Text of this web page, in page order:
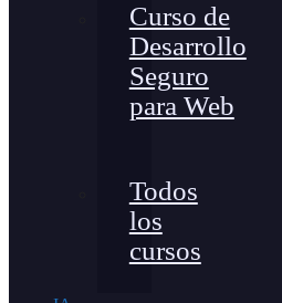
Curso de
Desarrollo
Seguro
para Web
Todos
los
cursos